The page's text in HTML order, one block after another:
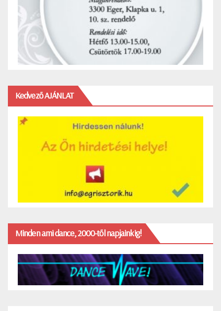
Kedvező AJÁNLAT
Minden ami dance, 2000-től napjainkig!